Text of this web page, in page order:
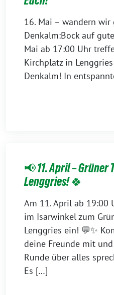
16. Mai – wandern
Denkalm:Bock auf
Mai ab 17:00 Uhr
Kirchplatz in
Denkalm! In
📢 11. April –
Lenggries! 🍀
Am 11. April ab 19:00
im Isarwinkel zum
Lenggries ein! 💬✨
deine Freunde mit
Runde über alles
Es […]